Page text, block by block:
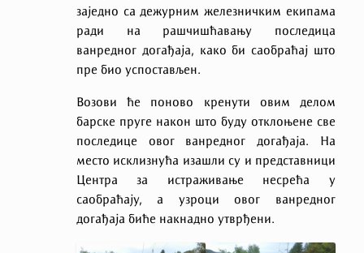
заједно са дежурним железничким екипама
ради на рашчишћавању последица
ванредног догађаја, како би саобраћај што
пре био успостављен.
Возови ће поново кренути овим делом
барске пруге након што буду отклоњене све
последице овог ванредног догађаја. На
место исклизнућа изашли су и представници
Центра за истраживање несрећа у
саобраћају, а узроци овог ванредног
догађаја биће накнадно утврђени.